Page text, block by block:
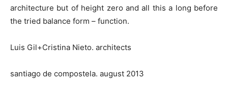
architecture but of height zero and all this a long before
the tried balance form – function.
Luis Gil+Cristina Nieto. architects
santiago de compostela. august 2013